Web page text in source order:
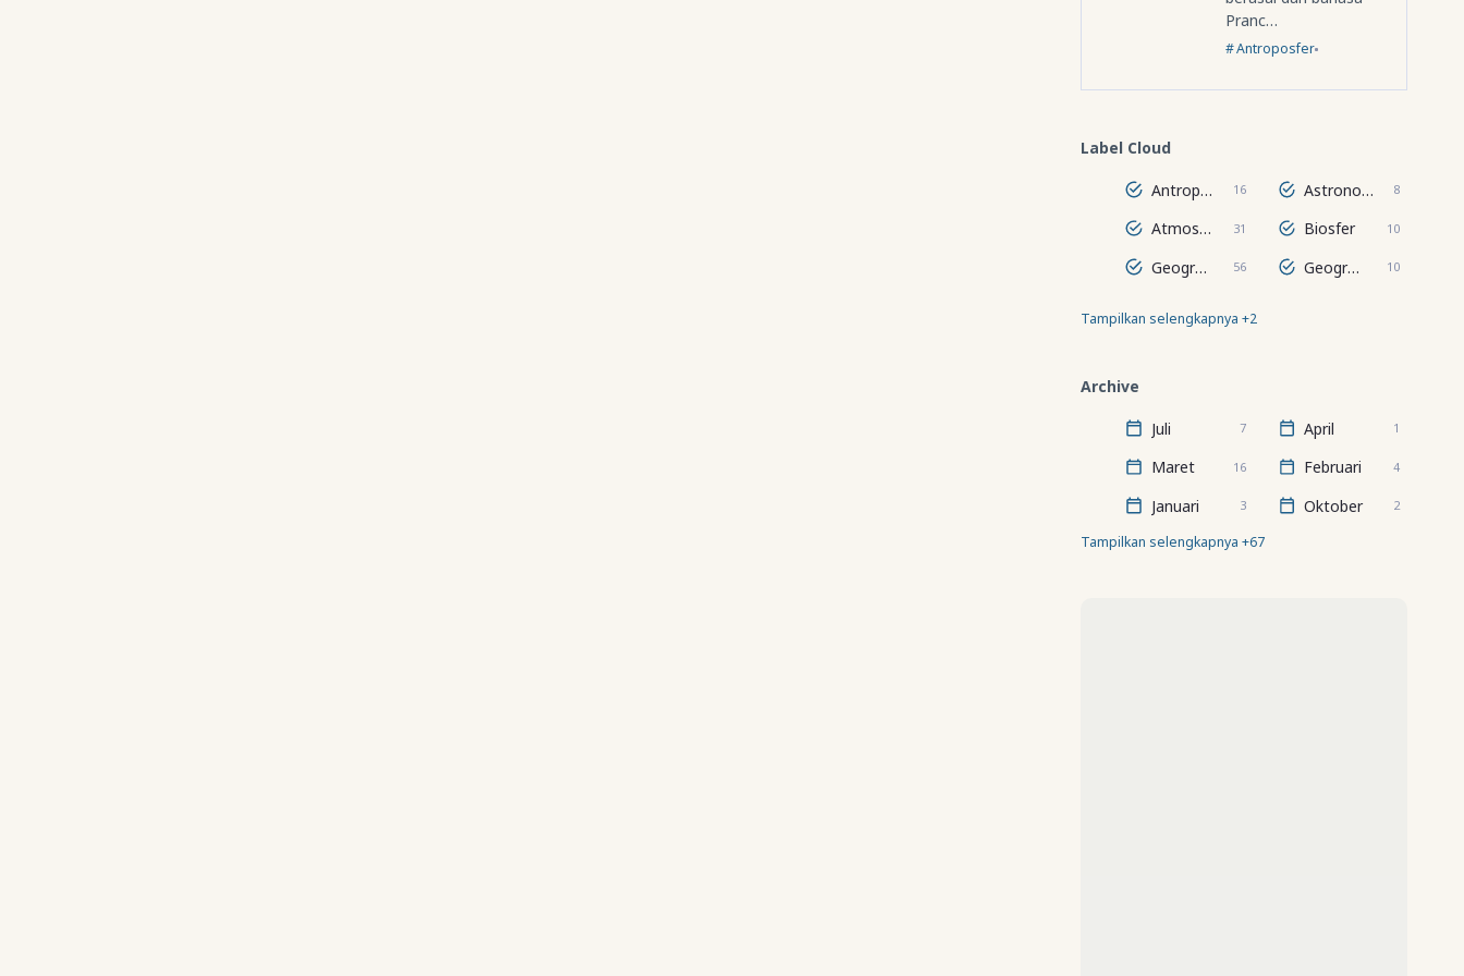
Pranc…
Antroposfer
Label Cloud
Antroposfer 16 Astronomi 8
Atmosfer 31 Biosfer 10
Geografi Regional Dunia 56 Geografi Wilayah 10
Hidrosfer 24
Tampilkan selengkapnya +2
Archive
Juli 7 April 1
Maret 16 Februari 4
Januari 3 Oktober 2
Tampilkan selengkapnya +67